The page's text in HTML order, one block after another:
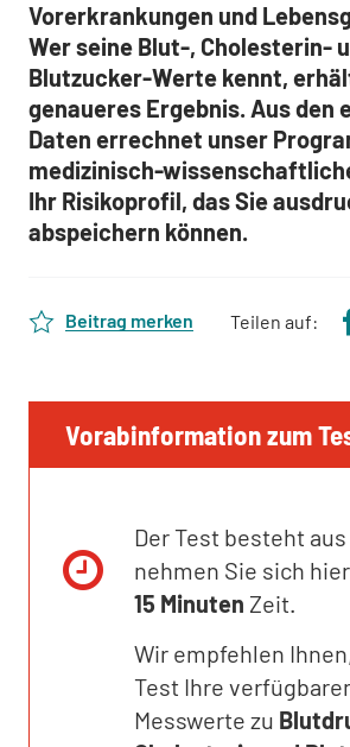
Vorerkrankungen und
Wer seine Blut-, Cholesterin-
Blutzucker-Werte kennt,
genaueres Ergebnis. Aus den
Daten errechnet unser
medizinisch-
Ihr Risikoprofil, das Sie
abspeichern können.
Beitrag merken Teilen auf: